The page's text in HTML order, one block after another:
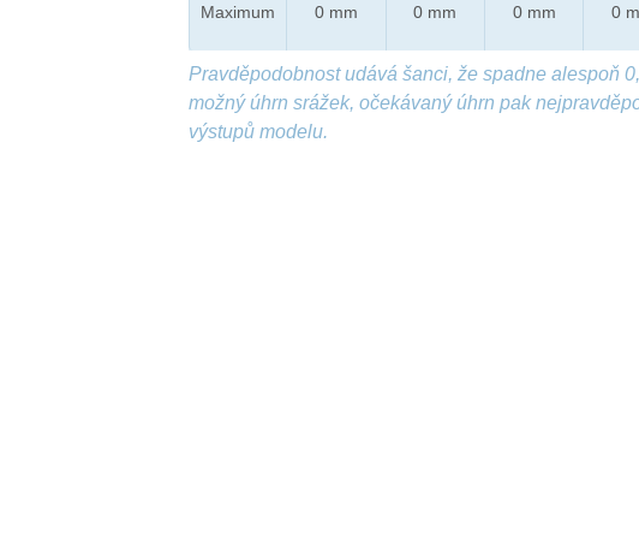
Maximum 0 mm 0 mm 0 mm 0
Pravděpodobnost udává šanci, že spadne alespoň
možný úhrn srážek, očekávaný úhrn pak
výstupů modelu.